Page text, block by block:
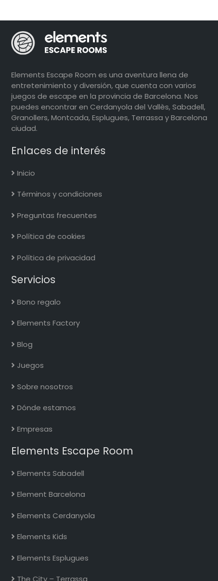
Elements Escape Room es una aventura llena de
entretenimiento y diversión, que cuenta con varios
juegos de escape en la provincia de Barcelona. Nos
puedes encontrar en Cerdanyola del Vallès, Sabadell,
Granollers, Montcada, Esplugues, Terrassa y Barcelona
ciudad.
Enlaces de interés
Inicio
Términos y condiciones
Preguntas frecuentes
Política de cookies
Política de privacidad
Servicios
Bono regalo
Elements Factory
Blog
Juegos
Sobre nosotros
Dónde estamos
Empresas
Elements Escape Room
Elements Sabadell
Element Barcelona
Elements Cerdanyola
Elements Kids
Elements Esplugues
The City – Terrassa